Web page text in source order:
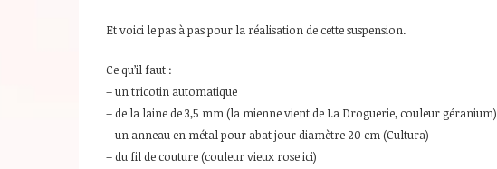
Et voici le pas à pas pour la réalisation de cette suspension.
Ce qu’il faut :
– un tricotin automatique
– de la laine de 3,5 mm (la mienne vient de La Droguerie, couleur géranium)
– un anneau en métal pour abat jour diamètre 20 cm (Cultura)
– du fil de couture (couleur vieux rose ici)